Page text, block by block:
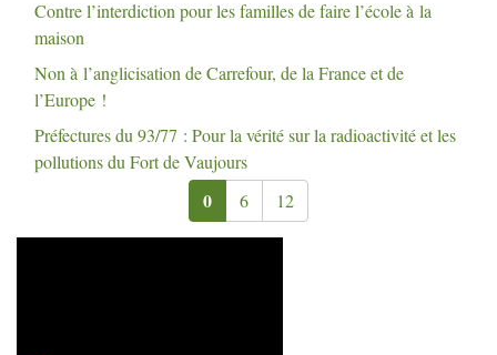
Contre l’interdiction pour les familles de faire l’école à la
maison
Non à l’anglicisation de Carrefour, de la France et de
l’Europe !
Préfectures du 93/77 : Pour la vérité sur la radioactivité et les
pollutions du Fort de Vaujours
0 6 12